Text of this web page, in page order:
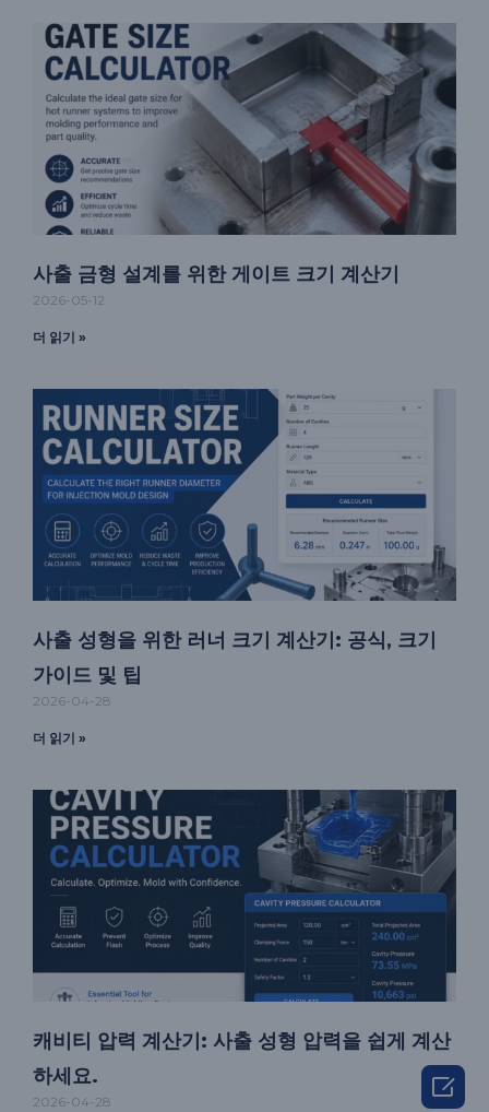
사출 금형 설계를 위한 게이트 크기 계산기
2026-05-12
더 읽기 »
사출 성형을 위한 러너 크기 계산기: 공식, 크기
가이드 및 팁
2026-04-28
더 읽기 »
캐비티 압력 계산기: 사출 성형 압력을 쉽게 계산
하세요.
2026-04-28 